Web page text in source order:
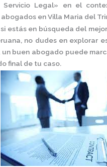
Servicio Legal» en el
en Villa Maria del
estás en búsqueda del
no dudes en explorar
un buen abogado puede
final de tu caso.